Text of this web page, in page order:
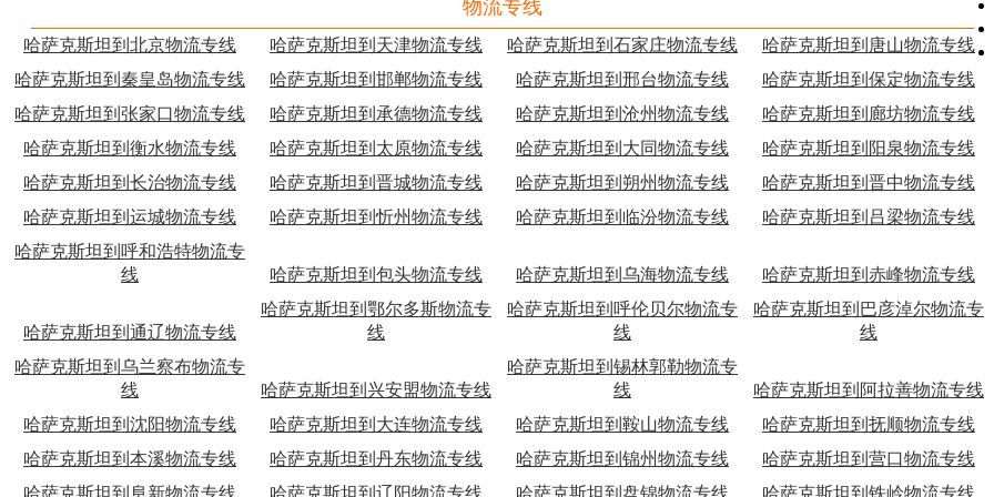
物流专线
哈萨克斯坦到北京物流专线 哈萨克斯坦到天津物流专线 哈萨克斯坦到石家庄物流专线
哈萨克斯坦到唐山物流专线
哈萨克斯坦到秦皇岛物流专线
哈萨克斯坦到邯郸物流专线 哈萨克斯坦到邢台物流专线
哈萨克斯坦到保定物流专线
哈萨克斯坦到张家口物流专线
哈萨克斯坦到承德物流专线 哈萨克斯坦到沧州物流专线
哈萨克斯坦到廊坊物流专线
哈萨克斯坦到衡水物流专线
哈萨克斯坦到太原物流专线 哈萨克斯坦到大同物流专线
哈萨克斯坦到阳泉物流专线
哈萨克斯坦到长治物流专线
哈萨克斯坦到晋城物流专线 哈萨克斯坦到朔州物流专线
哈萨克斯坦到晋中物流专线
哈萨克斯坦到运城物流专线
哈萨克斯坦到忻州物流专线 哈萨克斯坦到临汾物流专线
哈萨克斯坦到吕梁物流专线
哈萨克斯坦到呼和浩特物流专
线
哈萨克斯坦到包头物流专线 哈萨克斯坦到乌海物流专线 哈萨克斯坦到赤峰物流专线
哈萨克斯坦到通辽物流专线
哈萨克斯坦到鄂尔多斯物流专
线
哈萨克斯坦到呼伦贝尔物流专
线
哈萨克斯坦到巴彦淖尔物流专
线
哈萨克斯坦到乌兰察布物流专
线
哈萨克斯坦到兴安盟物流专线
哈萨克斯坦到锡林郭勒物流专
线
哈萨克斯坦到阿拉善物流专线
哈萨克斯坦到沈阳物流专线
哈萨克斯坦到大连物流专线 哈萨克斯坦到鞍山物流专线
哈萨克斯坦到抚顺物流专线
哈萨克斯坦到本溪物流专线
哈萨克斯坦到丹东物流专线 哈萨克斯坦到锦州物流专线
哈萨克斯坦到营口物流专线
哈萨克斯坦到阜新物流专线
哈萨克斯坦到辽阳物流专线 哈萨克斯坦到盘锦物流专线 哈萨克斯坦到铁岭物流专线